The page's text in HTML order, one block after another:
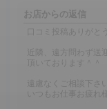
お店からの返信
口コミ投稿ありがと
近隣、遠方問わず送
頂いております＾＾
遠慮なくご相談下さ
いつもお仕事お疲れ